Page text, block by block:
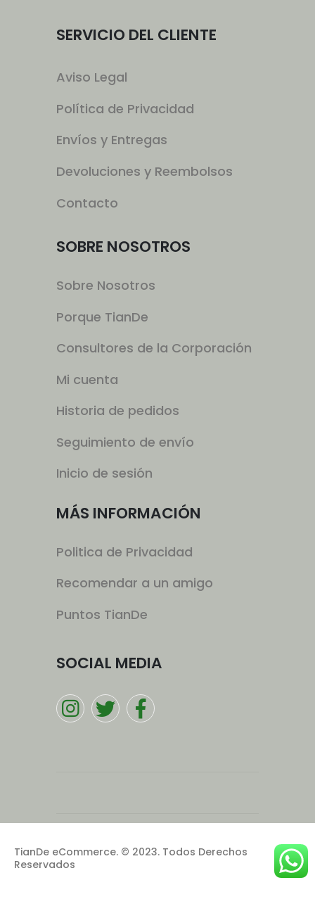
SERVICIO DEL CLIENTE
Aviso Legal
Política de Privacidad
Envíos y Entregas
Devoluciones y Reembolsos
Contacto
SOBRE NOSOTROS
Sobre Nosotros
Porque TianDe
Consultores de la Corporación
Mi cuenta
Historia de pedidos
Seguimiento de envío
Inicio de sesión
MÁS INFORMACIÓN
Politica de Privacidad
Recomendar a un amigo
Puntos TianDe
SOCIAL MEDIA
TianDe eCommerce. © 2023. Todos Derechos
Reservados